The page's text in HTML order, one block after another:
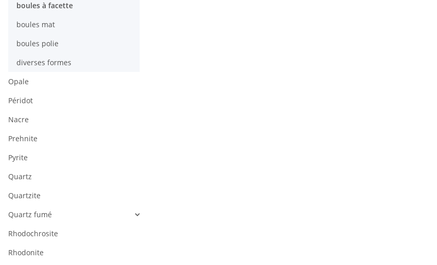
boules à facette
boules mat
boules polie
diverses formes
Opale
Péridot
Nacre
Prehnite
Pyrite
Quartz
Quartzite
Quartz fumé
Rhodochrosite
Rhodonite